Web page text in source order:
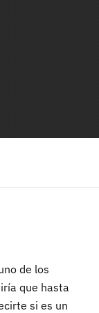
de los
que hasta
si es un